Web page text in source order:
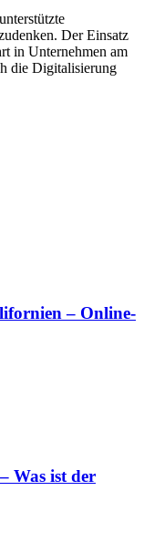
Der Einsatz
in Unternehmen am
die Digitalisierung
– Online-
Was ist der